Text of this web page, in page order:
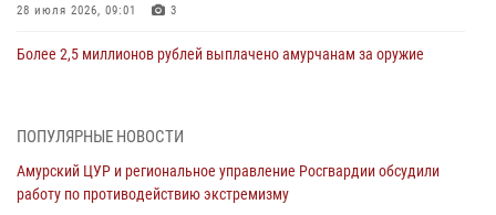
28 июля 2026, 09:01 3
Более 2,5 миллионов рублей выплачено амурчанам за оружие
Росгвардии Амурской области в период с 20 по 26 июля 2026 года
27 июля 2026, 06:28
ПОПУЛЯРНЫЕ НОВОСТИ
Амурский ЦУР и региональное управление Росгвардии обсудили
работу по противодействию экстремизму